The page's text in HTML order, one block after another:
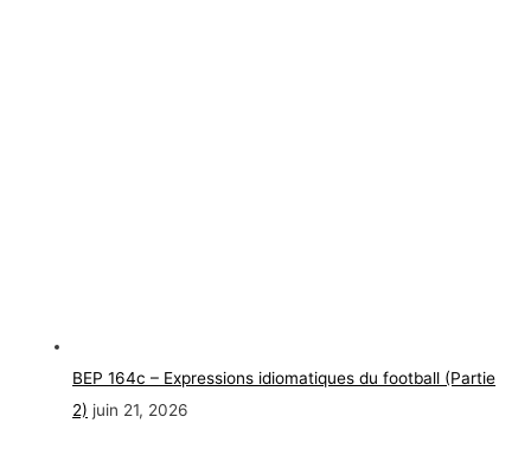
BEP 164c – Expressions idiomatiques du football (Partie
2) juin 21, 2026